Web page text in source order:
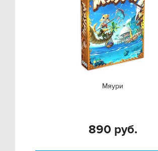
Мяури
890 руб.